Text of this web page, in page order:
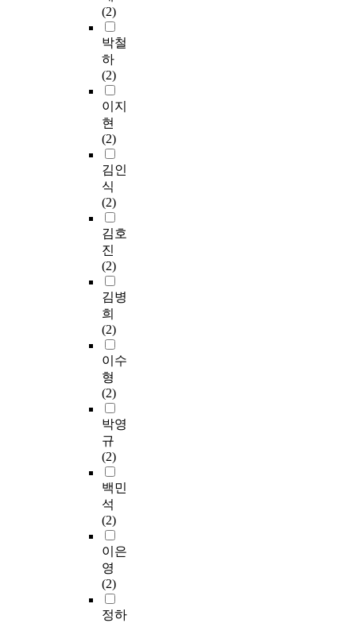
(2)
박철
하
(2)
이지
현
(2)
김인
식
(2)
김호
진
(2)
김병
희
(2)
이수
형
(2)
박영
규
(2)
백민
석
(2)
이은
영
(2)
정하